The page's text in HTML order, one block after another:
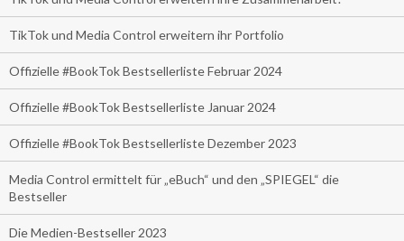
TikTok und Media Control erweitern ihr Portfolio
Offizielle #BookTok Bestsellerliste Februar 2024
Offizielle #BookTok Bestsellerliste Januar 2024
Offizielle #BookTok Bestsellerliste Dezember 2023
Media Control ermittelt für „eBuch“ und den „SPIEGEL“ die
Bestseller
Die Medien-Bestseller 2023